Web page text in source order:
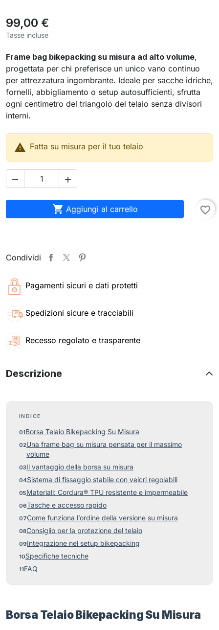
99,00 €
Tasse incluse
Frame bag bikepacking su misura ad alto volume,
progettata per chi preferisce un unico vano continuo
per attrezzatura ingombrante. Ideale per sacche idriche,
fornelli, abbigliamento o setup autosufficienti, sfrutta
ogni centimetro del triangolo del telaio senza divisori
interni.
 Fatta su misura per il tuo telaio
 
 Aggiungi al carrello favorite_border
Condividi
Pagamenti sicuri e dati protetti
Spedizioni sicure e tracciabili
Recesso regolato e trasparente
Descrizione
INDICE
Borsa Telaio Bikepacking Su Misura
Una frame bag su misura pensata per il massimo
volume
Il vantaggio della borsa su misura
Sistema di fissaggio stabile con velcri regolabili
Materiali: Cordura® TPU resistente e impermeabile
Tasche e accesso rapido
Come funziona l’ordine della versione su misura
Consiglio per la protezione del telaio
Integrazione nel setup bikepacking
Specifiche tecniche
FAQ
Borsa Telaio Bikepacking Su Misura